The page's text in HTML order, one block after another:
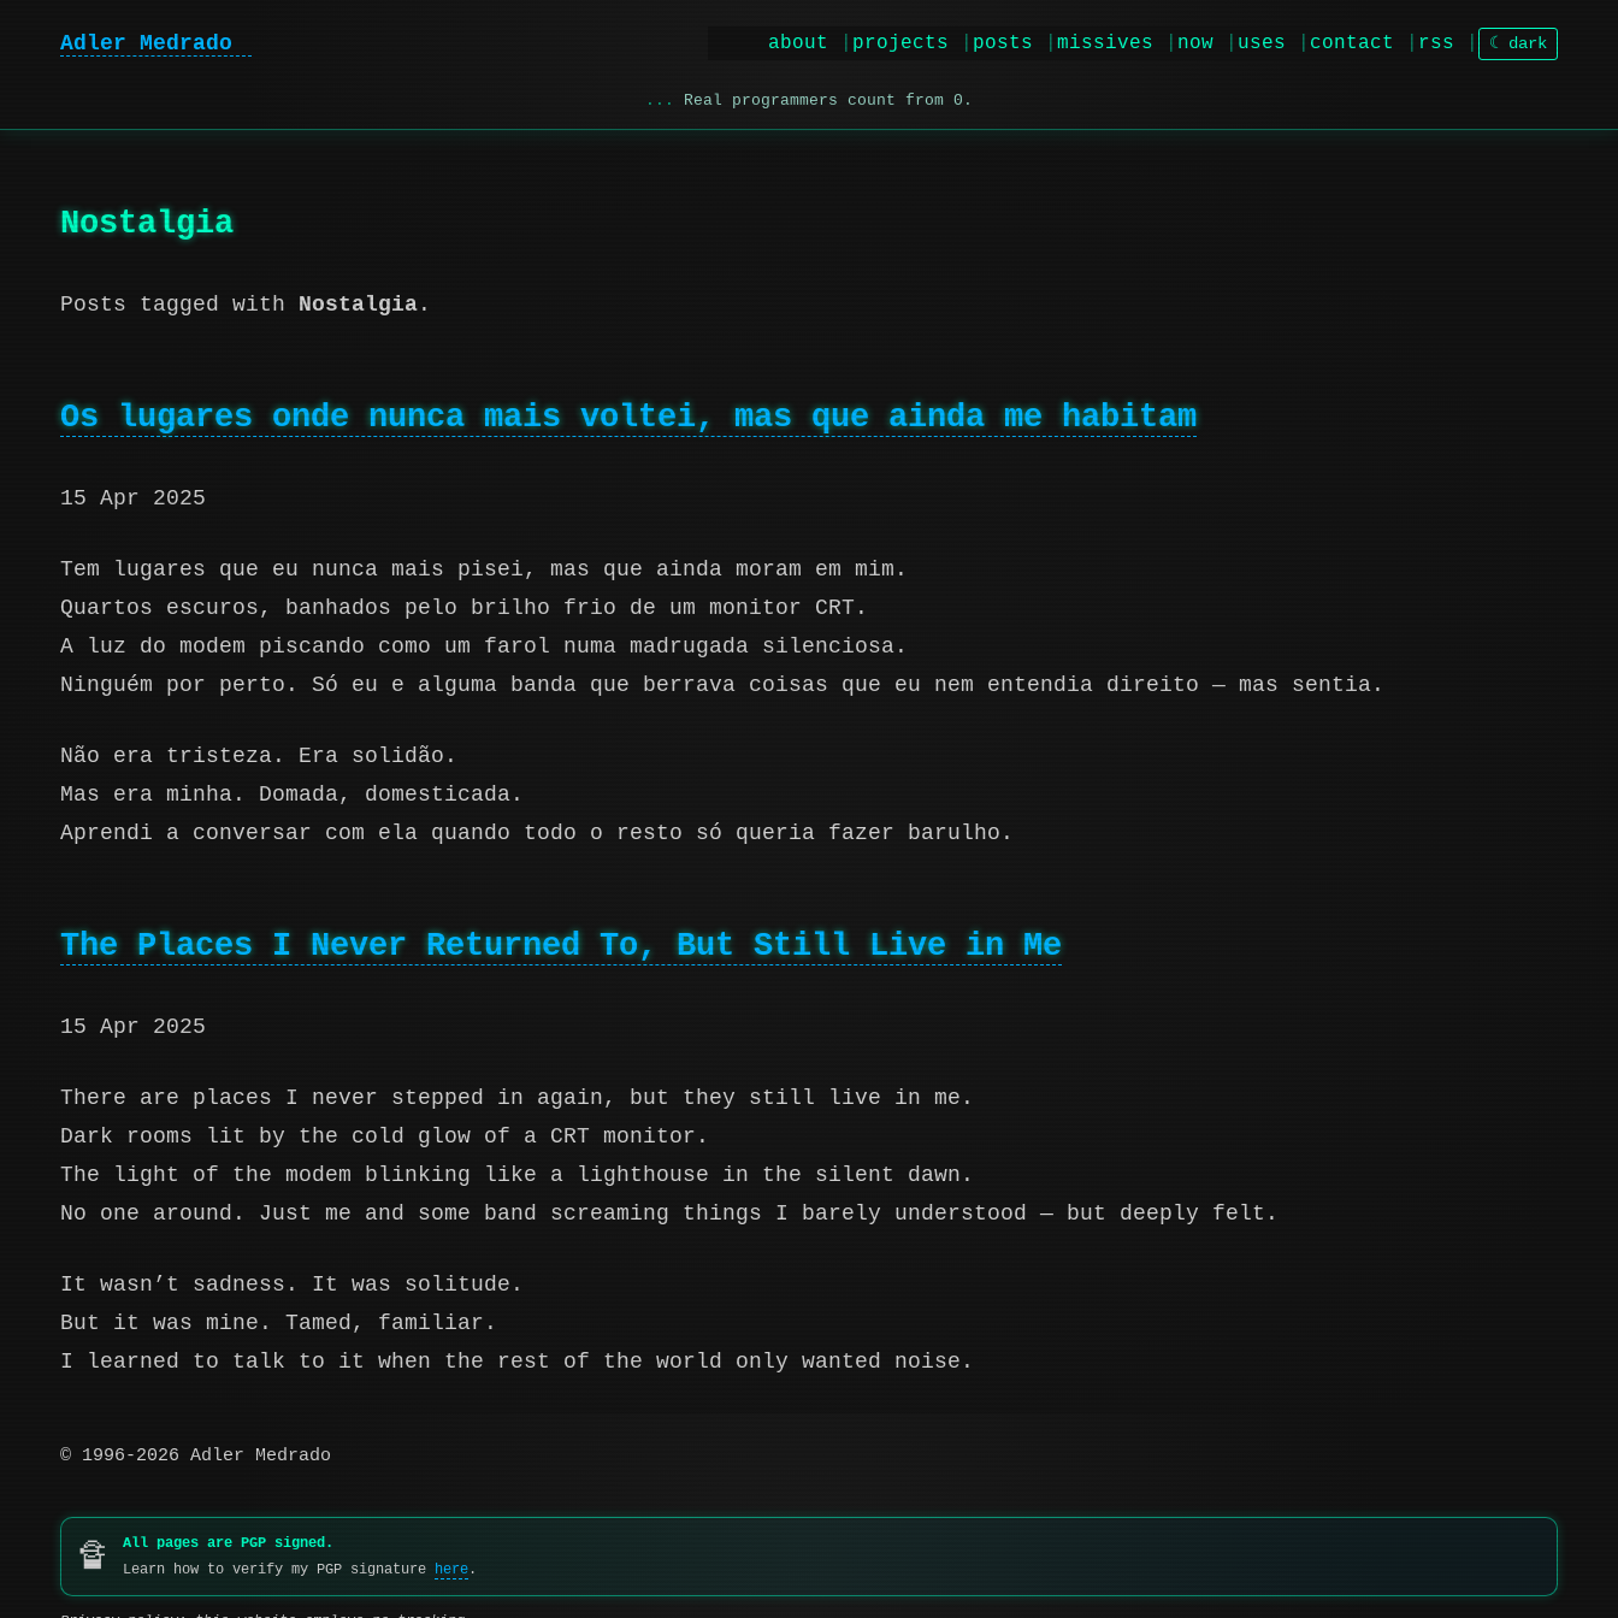
Adler Medrado about projects posts missives now uses contact rss ☾ dark
Real programmers count from 0.
Nostalgia
Posts tagged with Nostalgia .
Os lugares onde nunca mais voltei, mas que ainda me habitam
15 Apr 2025
Tem lugares que eu nunca mais pisei, mas que ainda moram em mim.
Quartos escuros, banhados pelo brilho frio de um monitor CRT.
A luz do modem piscando como um farol numa madrugada silenciosa.
Ninguém por perto. Só eu e alguma banda que berrava coisas que eu nem entendia direito — mas sentia.
Não era tristeza. Era solidão.
Mas era minha. Domada, domesticada.
Aprendi a conversar com ela quando todo o resto só queria fazer barulho.
The Places I Never Returned To, But Still Live in Me
15 Apr 2025
There are places I never stepped in again, but they still live in me.
Dark rooms lit by the cold glow of a CRT monitor.
The light of the modem blinking like a lighthouse in the silent dawn.
No one around. Just me and some band screaming things I barely understood — but deeply felt.
It wasn’t sadness. It was solitude.
But it was mine. Tamed, familiar.
I learned to talk to it when the rest of the world only wanted noise.
© 1996-2026 Adler Medrado
🔏
All pages are PGP signed.
Learn how to verify my PGP signature here .